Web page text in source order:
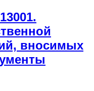
вносимых